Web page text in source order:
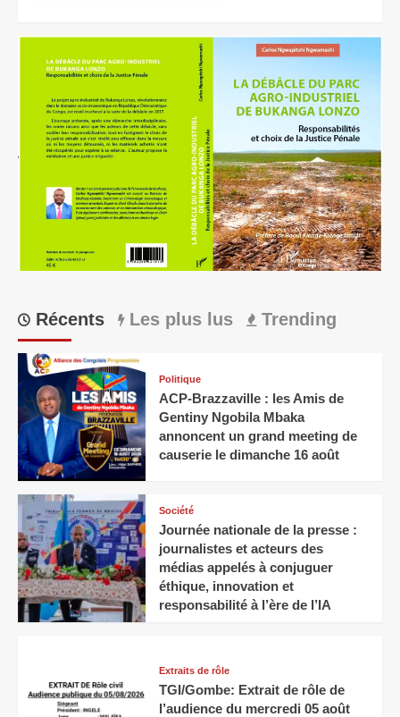
Récents Les plus lus Trending
Politique
ACP-Brazzaville : les Amis de
Gentiny Ngobila Mbaka
annoncent un grand meeting de
causerie le dimanche 16 août
Société
Journée nationale de la presse :
journalistes et acteurs des
médias appelés à conjuguer
éthique, innovation et
responsabilité à l’ère de l’IA
Extraits de rôle
TGI/Gombe: Extrait de rôle de
l’audience du mercredi 05 août